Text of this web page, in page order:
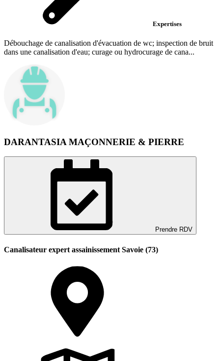
Expertises
Débouchage de canalisation d'évacuation de wc; inspection de bruit
dans une canalisation d'eau; curage ou hydrocurage de cana...
DARANTASIA MAÇONNERIE & PIERRE
Prendre RDV
Canalisateur expert assainissement Savoie (73)